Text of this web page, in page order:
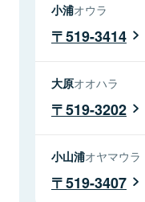
小浦オウラ
519-3414
大原オオハラ
519-3202
小山浦オヤマウラ
519-3407